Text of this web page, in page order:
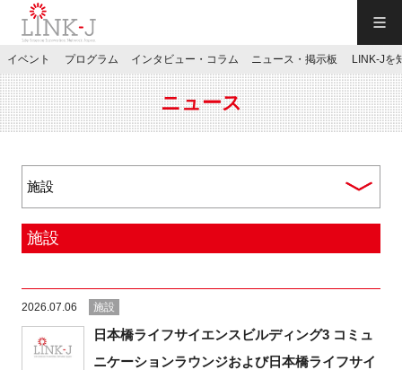
JP／EN
お問い合わせ
イベント プログラム インタビュー・コラム ニュース・掲示板 LINK-Jを
ニュース
施設
2026.07.06 施設
日本橋ライフサイエンスビルディング3 コミュ
ニケーションラウンジおよび日本橋ライフサイ